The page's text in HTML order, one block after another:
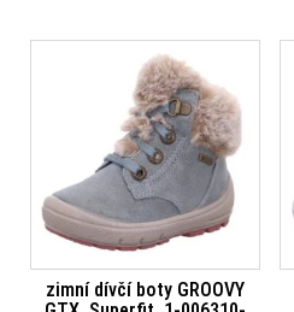
zimní dívčí boty GROOVY